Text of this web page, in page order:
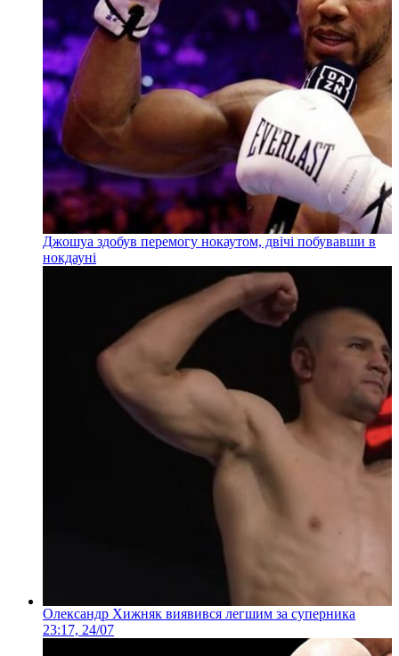
Джошуа здобув перемогу нокаутом, двічі побувавши в
нокдауні
Олександр Хижняк виявився легшим за суперника
23:17, 24/07